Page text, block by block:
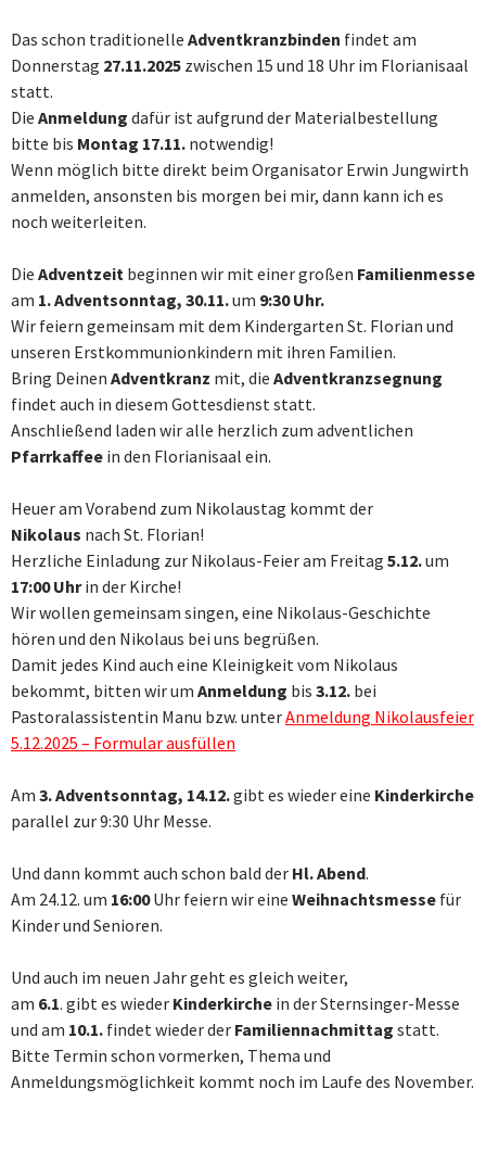
Das schon traditionelle Adventkranzbinden findet am
Donnerstag 27.11.2025 zwischen 15 und 18 Uhr im Florianisaal
statt.
Die Anmeldung dafür ist aufgrund der Materialbestellung
bitte bis Montag 17.11. notwendig!
Wenn möglich bitte direkt beim Organisator Erwin Jungwirth
anmelden, ansonsten bis morgen bei mir, dann kann ich es
noch weiterleiten.
Die Adventzeit beginnen wir mit einer großen Familienmesse
am 1. Adventsonntag, 30.11.um 9:30 Uhr.
Wir feiern gemeinsam mit dem Kindergarten St. Florian und
unseren Erstkommunionkindern mit ihren Familien.
Bring Deinen Adventkranz mit, die Adventkranzsegnung
findet auch in diesem Gottesdienst statt.
Anschließend laden wir alle herzlich zum adventlichen
Pfarrkaffee in den Florianisaal ein.
Heuer am Vorabend zum Nikolaustag kommt der
Nikolaus nach St. Florian!
Herzliche Einladung zur Nikolaus-Feier am Freitag 5.12.um
17:00 Uhrin der Kirche!
Wir wollen gemeinsam singen, eine Nikolaus-Geschichte
hören und den Nikolaus bei uns begrüßen.
Damit jedes Kind auch eine Kleinigkeit vom Nikolaus
bekommt, bitten wir um Anmeldung bis 3.12. bei
Pastoralassistentin Manu bzw. unterAnmeldung Nikolausfeier
5.12.2025 – Formular ausfüllen
Am 3. Adventsonntag, 14.12.gibt es wieder eine Kinderkirche
parallel zur 9:30 Uhr Messe.
Und dann kommt auch schon bald der Hl. Abend.
Am 24.12. um 16:00Uhr feiern wir eine Weihnachtsmesse für
Kinder und Senioren.
Und auch im neuen Jahr geht es gleich weiter,
am 6.1. gibt es wieder Kinderkirche in der Sternsinger-Messe
und am 10.1. findet wieder der Familiennachmittag statt.
Bitte Termin schon vormerken, Thema und
Anmeldungsmöglichkeit kommt noch im Laufe des November.